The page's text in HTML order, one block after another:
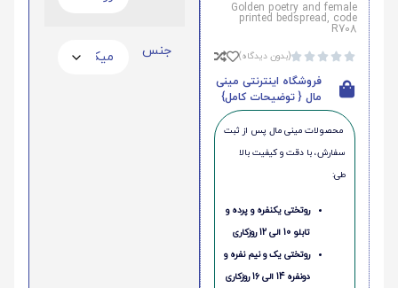
Golden poetry and female
printed bedspread, code
R708




(بدون دیدگاه)
فروشگاه اینترنتی مینی
مال { توضیحات کامل}
محصولات مینی‌ مال پس از ثبت
سفارش، با دقت و کیفیت بالا
طی:
روتختی یکنفره و پرده و
تابلو 10 الی 12 روزکاری
روتختی یک و نیم نفره و
دونفره 14 الی 16 روزکاری
جنس